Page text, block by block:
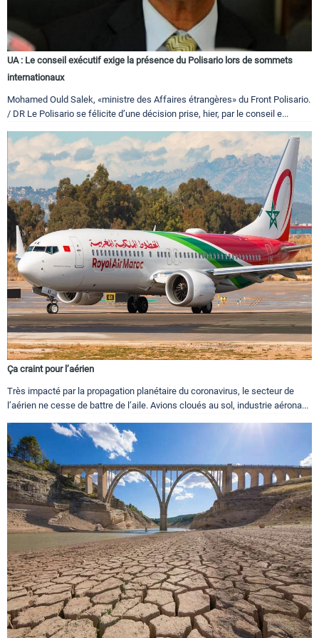
UA : Le conseil exécutif exige la présence du Polisario lors de sommets
internationaux
Mohamed Ould Salek, «ministre des Affaires étrangères» du Front Polisario.
/ DR Le Polisario se félicite d’une décision prise, hier, par le conseil e...
Ça craint pour l’aérien
Très impacté par la propagation planétaire du coronavirus, le secteur de
l’aérien ne cesse de battre de l’aile. Avions cloués au sol, industrie aérona...